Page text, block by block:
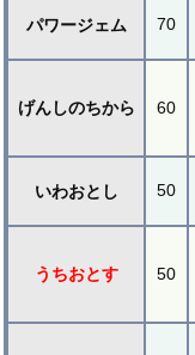
パワージェム 70
げんしのちから 60
いわおとし 50
うちおとす 50